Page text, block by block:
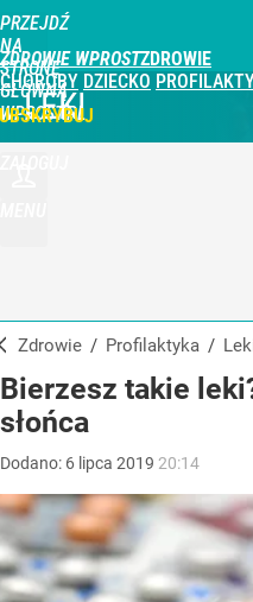
PRZEJDŹ
NA
STRONĘ
GŁÓWNĄ
WPROST.PL
ZDROWIE WPROST
CHOROBY DZIECKO
LEKI
Zdrowie / Profilaktyka /
Bierzesz takie
słońca
Dodano: 6 lipca 2019 20:14